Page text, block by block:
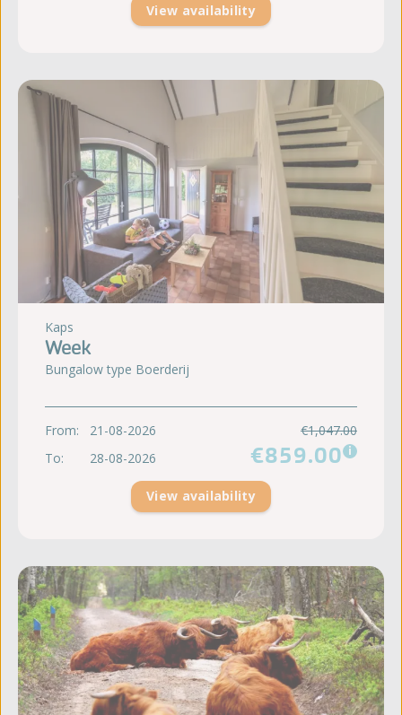
Kaps
Week
Bungalow type Boerderij
From: 21-08-2026
€1,047.00
To:
28-08-2026 €859.00 i
View availability
View availability